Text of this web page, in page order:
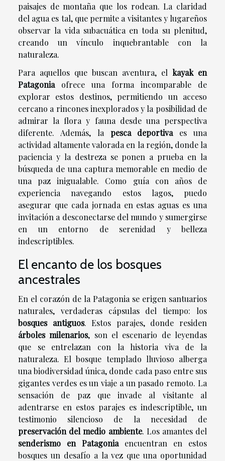
paisajes de montaña que los rodean. La claridad
del agua es tal, que permite a visitantes y lugareños
observar la vida subacuática en toda su plenitud,
creando un vínculo inquebrantable con la
naturaleza.
Para aquellos que buscan aventura, el kayak en
Patagoniaofrece una forma incomparable de
explorar estos destinos, permitiendo un acceso
cercano a rincones inexplorados y la posibilidad de
admirar la flora y fauna desde una perspectiva
diferente. Además, la pesca deportivaes una
actividad altamente valorada en la región, donde la
paciencia y la destreza se ponen a prueba en la
búsqueda de una captura memorable en medio de
una paz inigualable. Como guía con años de
experiencia navegando estos lagos, puedo
asegurar que cada jornada en estas aguas es una
invitación a desconectarse del mundo y sumergirse
en un entorno de serenidad y belleza
indescriptibles.
El encanto de los bosques
ancestrales
En el corazón de la Patagonia se erigen santuarios
naturales, verdaderas cápsulas del tiempo: los
bosques antiguos. Estos parajes, donde residen
árboles milenarios, son el escenario de leyendas
que se entrelazan con la historia viva de la
naturaleza. El bosque templado lluvioso alberga
una biodiversidad única, donde cada paso entre sus
gigantes verdes es un viaje a un pasado remoto. La
sensación de paz que invade al visitante al
adentrarse en estos parajes es indescriptible, un
testimonio silencioso de la necesidad de
preservación del medio ambiente. Los amantes del
senderismo en Patagoniaencuentran en estos
bosques un desafío a la vez que una oportunidad